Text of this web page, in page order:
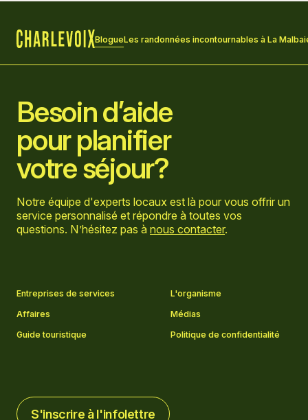
BlogueLes randonnées incontournables à La
Besoin d’aide
pour planifier
votre séjour?
Notre équipe d'experts locaux est là pour vous offrir un
service personnalisé et répondre à toutes vos
questions. N’hésitez pas à nous contacter.
Entreprises de services
L'organisme
Affaires
Médias
Guide touristique
Politique de confidentialité
S'inscrire à l'infolettre